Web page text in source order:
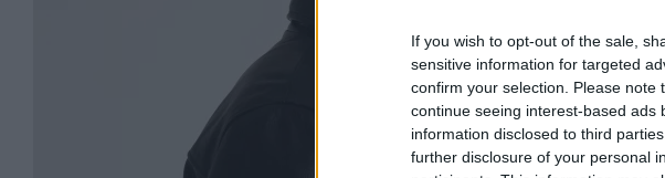
If you wish to opt-out of the sale,
sensitive information for targeted
confirm your selection. Please
continue seeing interest-based ads
information disclosed to third
further disclosure of your personal